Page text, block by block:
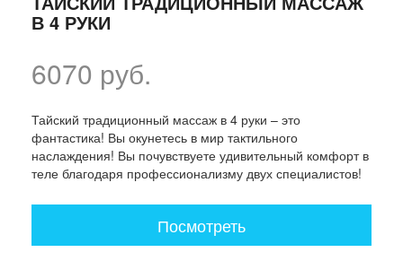
В 4 РУКИ
6070 руб.
Тайский традиционный массаж в 4 руки – это
фантастика! Вы окунетесь в мир тактильного
наслаждения! Вы почувствуете удивительный комфорт в
теле благодаря профессионализму двух специалистов!
Посмотреть